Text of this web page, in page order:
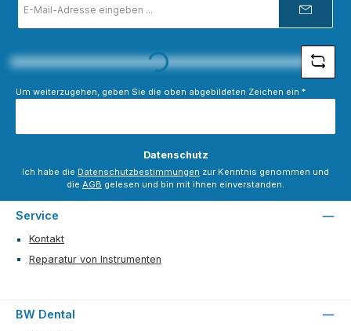
Mail-
Adresse
Loading...
Um weiterzugehen, geben Sie die oben abgebildeten Zeichen ein *
Datenschutz
Ich habe die Datenschutzbestimmungen zur Kenntnis genommen und
die AGB gelesen und bin mit ihnen einverstanden.
Service
Kontakt
Reparatur von Instrumenten
BW Dental